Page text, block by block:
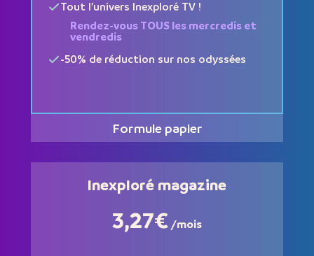
Tout l’univers Inexploré TV !
Rendez-vous TOUS les mercredis et
vendredis
-50% de réduction sur nos odyssées
Formule papier
Inexploré magazine
3,27€ /mois